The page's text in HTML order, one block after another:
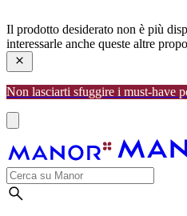
Il prodotto desiderato non è più
interessarle anche queste altre
Non lasciarti sfuggire i must-have